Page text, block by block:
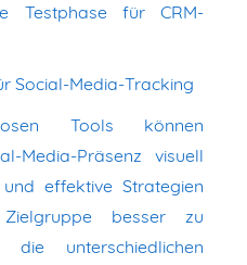
Testphase für CRM-
Social-Media-Tracking
Tools können
Media-Präsenz visuell
effektive Strategien
besser zu
unterschiedlichen